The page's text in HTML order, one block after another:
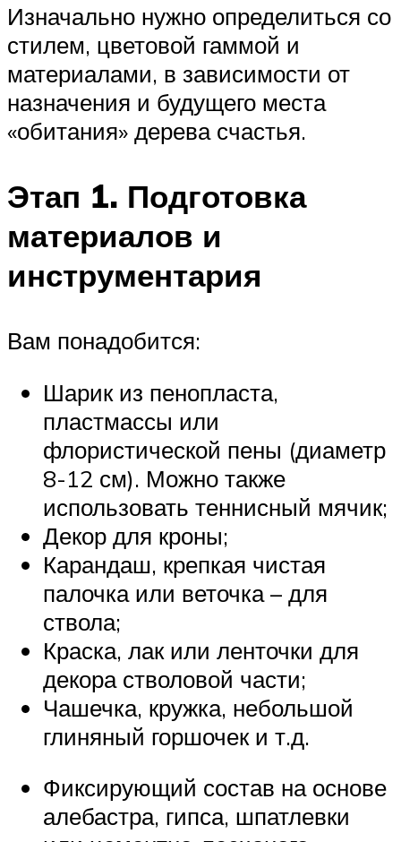
Изначально нужно определиться со
стилем, цветовой гаммой и
материалами, в зависимости от
назначения и будущего места
«обитания» дерева счастья.
Этап 1. Подготовка
материалов и
инструментария
Вам понадобится:
Шарик из пенопласта,
пластмассы или
флористической пены (диаметр
8-12 см). Можно также
использовать теннисный мячик;
Декор для кроны;
Карандаш, крепкая чистая
палочка или веточка – для
ствола;
Краска, лак или ленточки для
декора стволовой части;
Чашечка, кружка, небольшой
глиняный горшочек и т.д.
Фиксирующий состав на основе
алебастра, гипса, шпатлевки